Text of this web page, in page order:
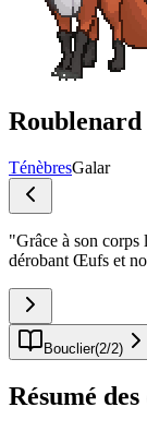
Roublenard
TénèbresGalar
"Grâce à son corps
dérobant Œufs et
Bouclier(2/2)
Résumé